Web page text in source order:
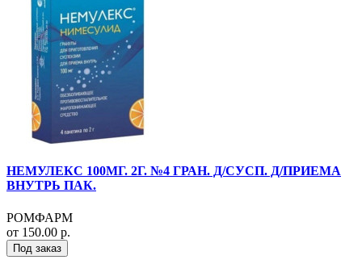
НЕМУЛЕКС 100МГ. 2Г. №4 ГРАН. Д/СУСП. Д/ПРИЕМА
ВНУТРЬ ПАК.
РОМФАРМ
от 150.00 р.
Под заказ